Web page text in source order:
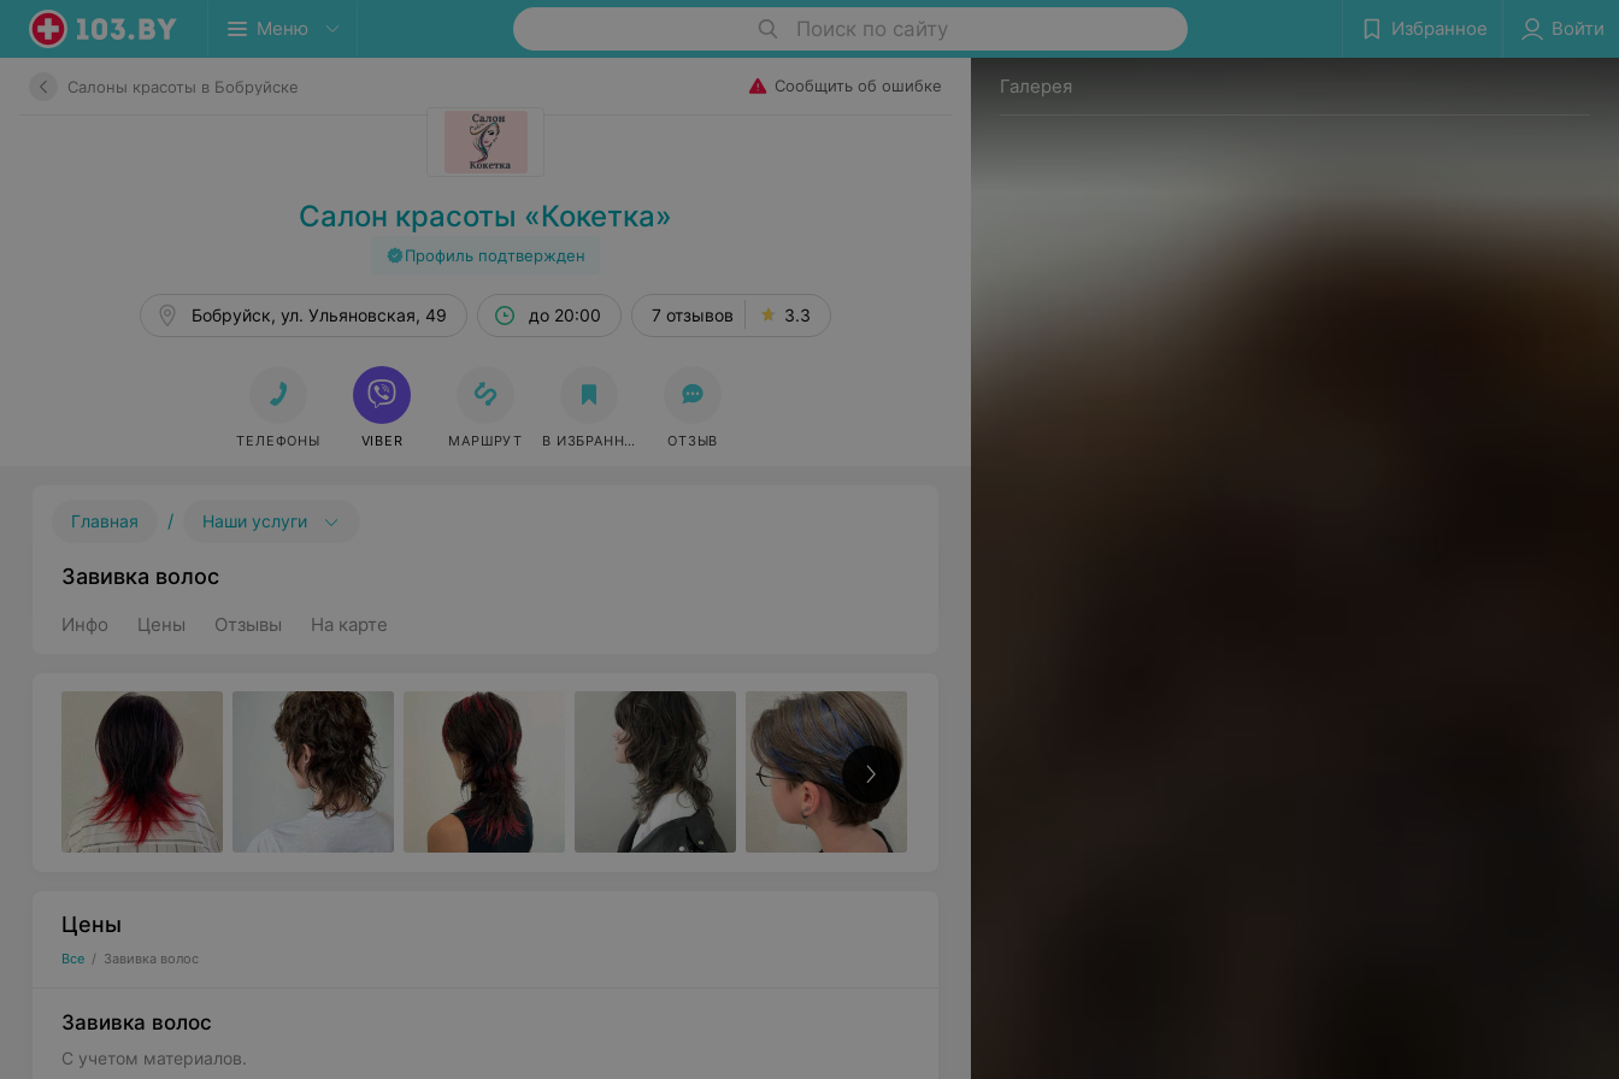
Меню Поиск по сайту Избранное Войти
Салоны красоты в Бобруйске Сообщить об ошибке
Салон красоты «Кокетка»
Профиль подтвержден
Бобруйск, ул. Ульяновская, 49 до 20:00 7 отзывов 3.3
ТЕЛЕФОНЫ VIBER МАРШРУТ В ИЗБРАННОЕ ОТЗЫВ
Главная / Наши услуги
Завивка волос
Инфо Цены Отзывы На карте
Цены
Все / Завивка волос
Завивка волос
С учетом материалов.
Галерея